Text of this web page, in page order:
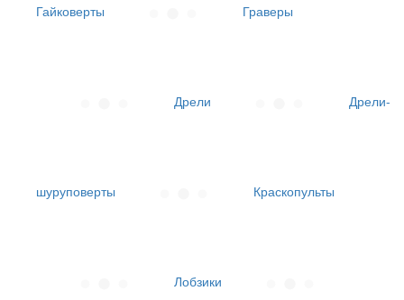
Гайковерты Граверы
Дрели Дрели-
шуруповерты Краскопульты
Лобзики